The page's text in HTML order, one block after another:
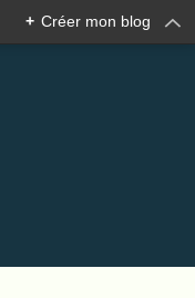
+ Créer mon blog